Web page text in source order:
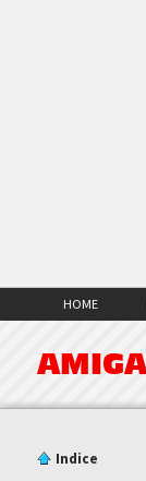
HOME
AMIGA
Indice